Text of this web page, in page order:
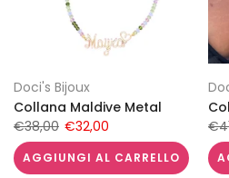
Doci's Bijoux
Collana Maldive Metal
€38,00 €32,00
AGGIUNGI AL CARRELLO